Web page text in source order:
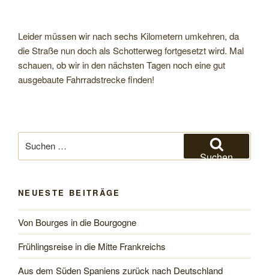
Leider müssen wir nach sechs Kilometern umkehren, da
die Straße nun doch als Schotterweg fortgesetzt wird. Mal
schauen, ob wir in den nächsten Tagen noch eine gut
ausgebaute Fahrradstrecke finden!
nach:
Suchen
NEUESTE BEITRÄGE
Von Bourges in die Bourgogne
Frühlingsreise in die Mitte Frankreichs
Aus dem Süden Spaniens zurück nach Deutschland